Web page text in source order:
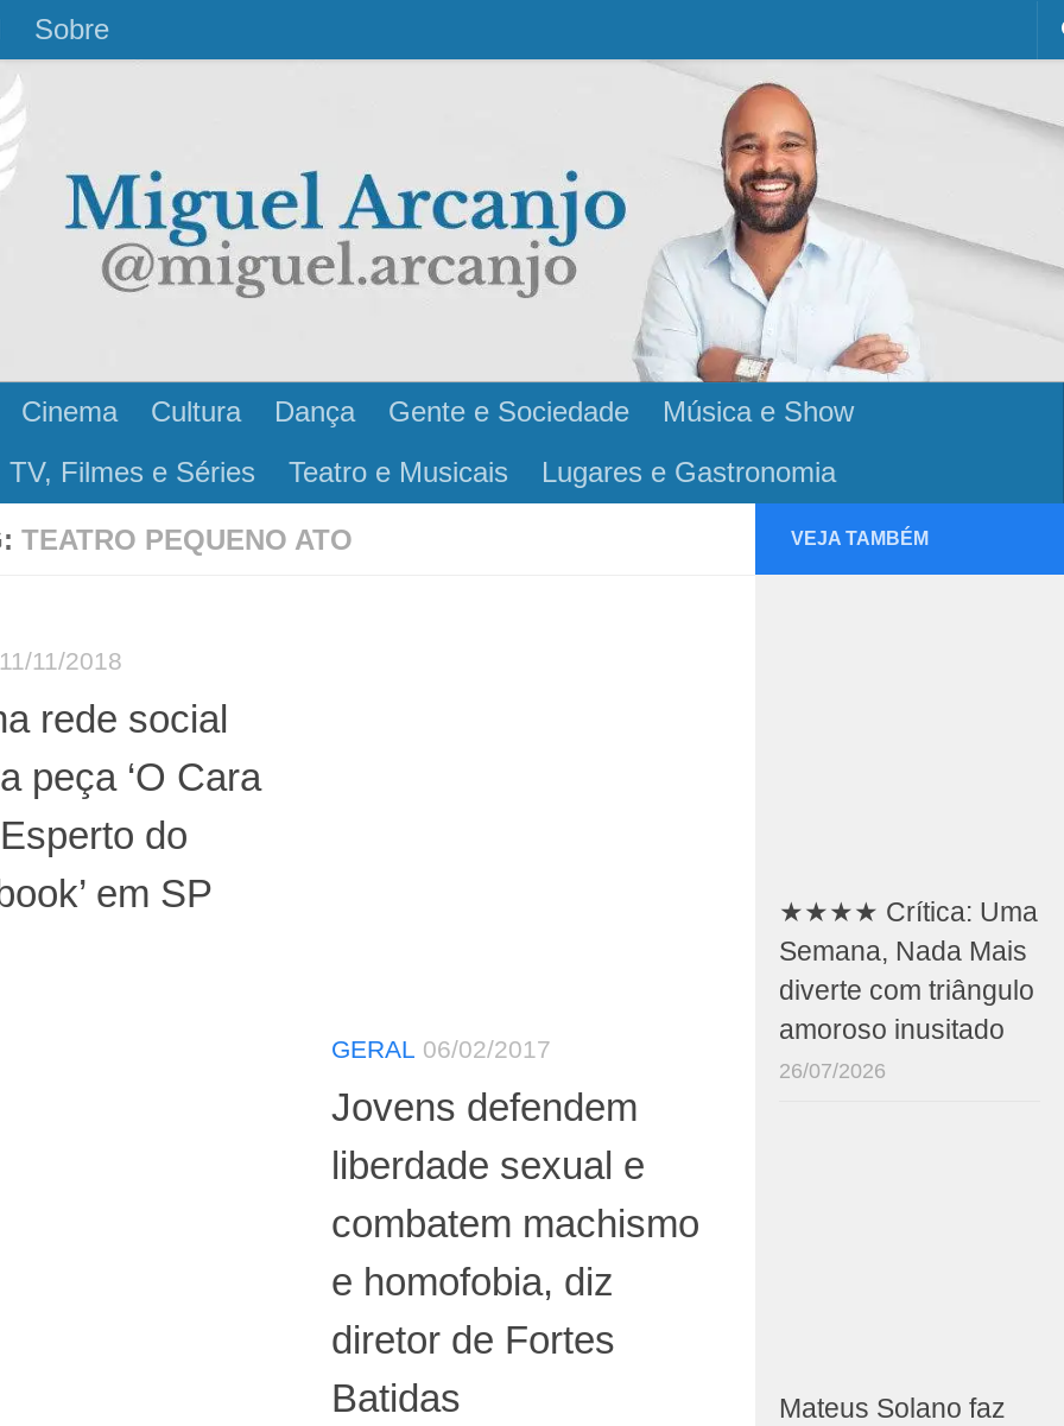
Sobre
Cinema Cultura Dança Gente e Sociedade
Música e Show
TV, Filmes e Séries Teatro e Musicais Lugares e Gastronomia
TEATRO PEQUENO ATO
11/11/2018
rede social
peça ‘O Cara
do
em SP
GERAL 06/02/2017
Jovens defendem
liberdade sexual e
combatem machismo
e homofobia, diz
diretor de Fortes
Batidas
VEJA TAMBÉM
★★★★ Crítica: Uma
Semana, Nada Mais
diverte com triângulo
amoroso inusitado
26/07/2026
Mateus Solano faz